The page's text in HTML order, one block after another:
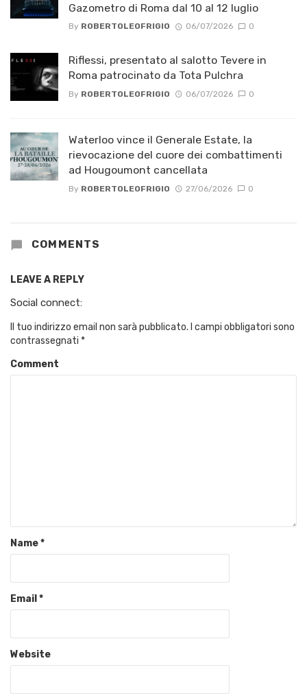
Gazometro di Roma dal 10 al 12 luglio
By ROBERTOLEOFRIGIO 06/07/2026 0
Riflessi, presentato al salotto Tevere in
Roma patrocinato da Tota Pulchra
By ROBERTOLEOFRIGIO 06/07/2026 0
Waterloo vince il Generale Estate, la
rievocazione del cuore dei combattimenti
ad Hougoumont cancellata
By ROBERTOLEOFRIGIO 27/06/2026 0
COMMENTS
LEAVE A REPLY
Social connect:
Il tuo indirizzo email non sarà pubblicato. I campi obbligatori sono
contrassegnati *
Comment
Name*
Email *
Website